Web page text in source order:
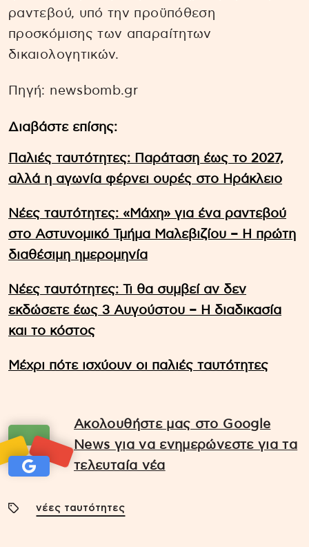
ραντεβού, υπό την προϋπόθεση
προσκόμισης των απαραίτητων
δικαιολογητικών.
Πηγή: newsbomb.gr
Διαβάστε επίσης:
Παλιές ταυτότητες: Παράταση έως το 2027,
αλλά η αγωνία φέρνει ουρές στο Ηράκλειο
Νέες ταυτότητες: «Μάχη» για ένα ραντεβού
στο Αστυνομικό Τμήμα Μαλεβιζίου – Η πρώτη
διαθέσιμη ημερομηνία
Νέες ταυτότητες: Τι θα συμβεί αν δεν
εκδώσετε έως 3 Αυγούστου – Η διαδικασία
και το κόστος
Μέχρι πότε ισχύουν οι παλιές ταυτότητες
Ακολουθήστε μας στο Google
News για να ενημερώνεστε για τα
τελευταία νέα
νέες ταυτότητες